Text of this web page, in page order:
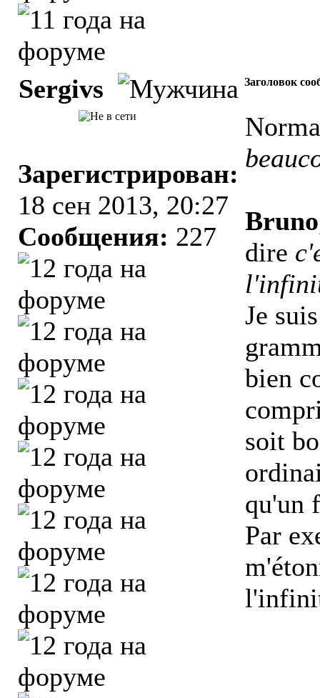
Sergivs Заголовок
Зарегистрирован:
18 сен 2013, 20:27
Сообщения: 227
Bruno
dire
Je
bien
soit
qu'un
Par